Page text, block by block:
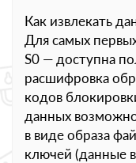
Как извлекать
Для самых
S0 — доступна
расшифровка
кодов
данных возможно
в виде образа
ключей (данные